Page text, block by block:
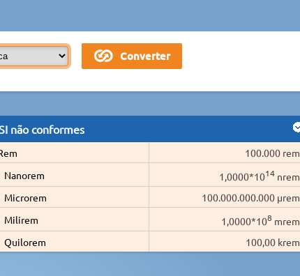
não conformes
100.000 rem
Nanorem
1,0000*1014nrem
Microrem
100.000.000.000 µrem
Milirem
1,0000*108 mrem
Quilorem
100,00 krem